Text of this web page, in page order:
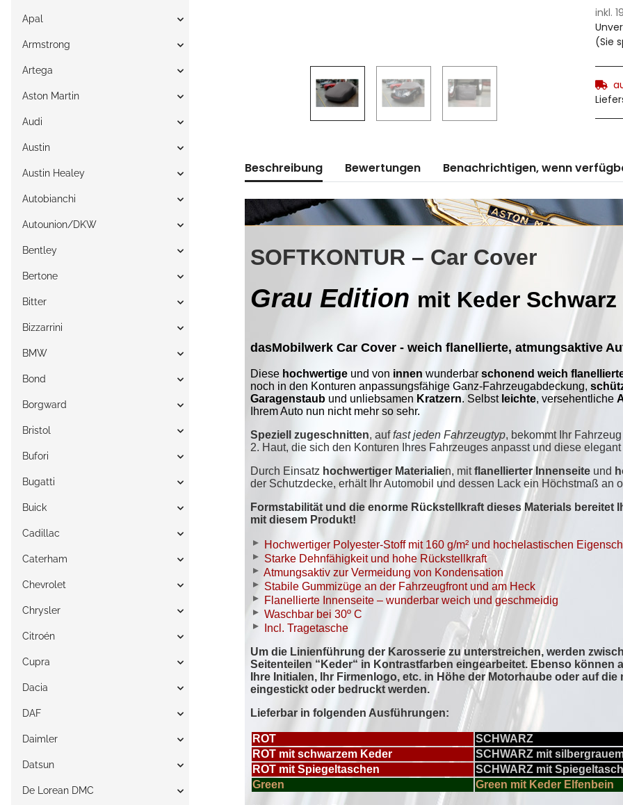
inkl.
(Sie
Beschreibung Bewertungen Benachrichtigen, wenn
Apal
Armstrong
Artega
Aston Martin
Audi
Austin
Austin Healey
Autobianchi
Autounion/DKW
Bentley
Bertone
Bitter
Bizzarrini
BMW
Bond
Borgward
Bristol
Bufori
Bugatti
Buick
Cadillac
Caterham
Chevrolet
Chrysler
Citroén
Cupra
Dacia
DAF
Daimler
Datsun
De Lorean DMC